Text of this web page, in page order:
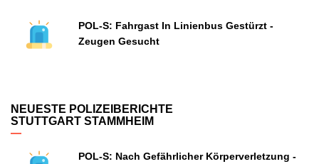
POL-S: Fahrgast In Linienbus Gestürzt -
Zeugen Gesucht
NEUESTE POLIZEIBERICHTE
STUTTGART STAMMHEIM
POL-S: Nach Gefährlicher Körperverletzung -